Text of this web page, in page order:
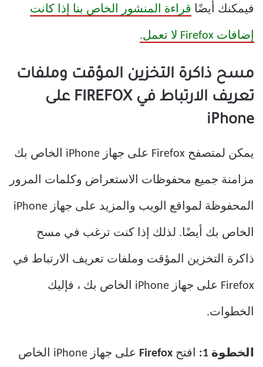
فيمكنك أيضًا قراءة المنشور الخاص بنا إذا كانت
إضافات Firefox لا تعمل.
مسح ذاكرة التخزين المؤقت وملفات
تعريف الارتباط في FIREFOX على
iPhone
يمكن لمتصفح Firefox على جهاز iPhone الخاص بك
مزامنة جميع محفوظات الاستعراض وكلمات المرور
المحفوظة لمواقع الويب والمزيد على جهاز iPhone
الخاص بك أيضًا. لذلك إذا كنت ترغب في مسح
ذاكرة التخزين المؤقت وملفات تعريف الارتباط في
Firefox على جهاز iPhone الخاص بك ، فإليك
الخطوات.
الخطوة 1: افتح Firefox على جهاز iPhone الخاص